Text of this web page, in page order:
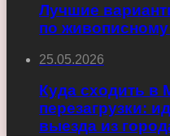
Лучшие
по
25.05.2026
Куда сходить в
перезагрузки:
выезда из